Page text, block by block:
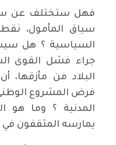
فهل ستختلف عن
سياق المأمول،
السياسية ؟ هل
جراء فشل القوى
البلاد من مأزقها،
فرض المشروع
المدنية ؟ وما هو
يمارسه المثقفون في